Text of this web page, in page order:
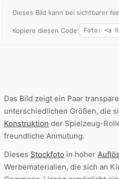
Dieses Bild kann bei sichtbarer
Kopiere diesen Code:
Das Bild zeigt ein Paar
unterschiedlichen Größen, die
Konstruktion der Spielzeug-
freundliche Anmutung.
Dieses Stockfoto in hoher
Werbematerialien, die sich an